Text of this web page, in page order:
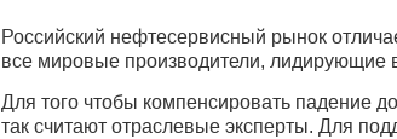
Российский нефтесервисный рынок
все мировые производители, лидирующие
Для того чтобы компенсировать падение
так считают отраслевые эксперты. Для